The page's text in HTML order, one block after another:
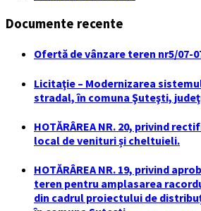
Documente recente
Ofertă de vânzare teren nr5/07-
Licitaţie – Modernizarea
stradal, în comuna Şuteşti,
HOTĂRÂREA NR. 20, privind
local de venituri și cheltuieli.
HOTĂRÂREA NR. 19, privind
teren pentru amplasarea
din cadrul proiectului de